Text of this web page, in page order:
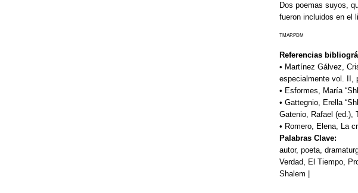
Dos poemas suyos,
fueron incluidos en el
TMAP.PDM
Referencias
• Martínez Gálvez,
especialmente vol. II,
• Esformes, María
• Gattegnio, Erella
Gatenio, Rafael (ed.),
• Romero, Elena, La
Palabras Clave:
autor, poeta,
Verdad, El Tiempo,
Shalem |